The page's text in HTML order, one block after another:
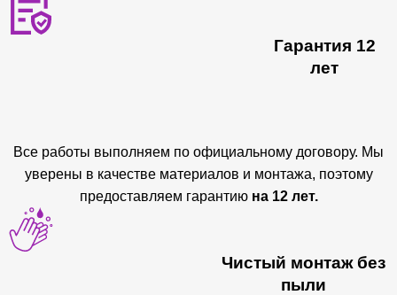
Гарантия 12
лет
Все работы выполняем по официальному договору. Мы
уверены в качестве материалов и монтажа, поэтому
предоставляем гарантию на 12 лет.
Чистый монтаж без
пыли